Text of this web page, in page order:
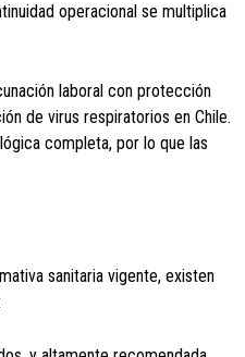
operacional se multiplica
laboral con protección
de virus respiratorios en Chile.
completa, por lo que las
sanitaria vigente, existen